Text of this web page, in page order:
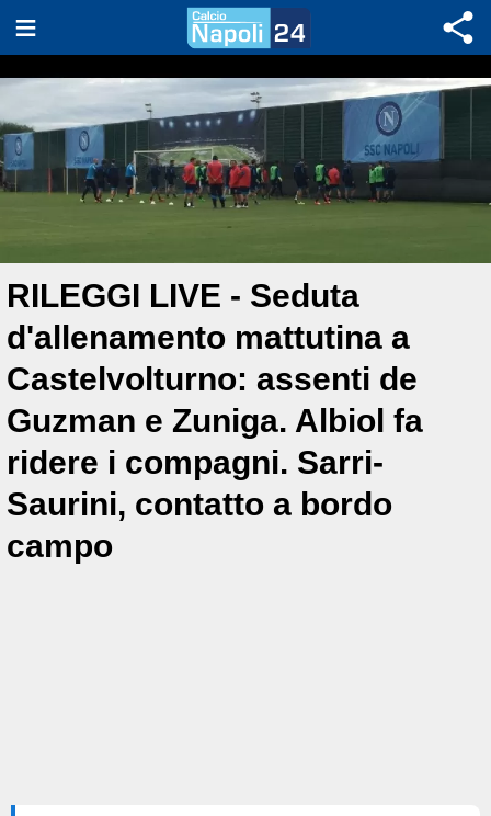
RILEGGI LIVE - Seduta
d'allenamento mattutina a
Castelvolturno: assenti de
Guzman e Zuniga. Albiol fa
ridere i compagni. Sarri-
Saurini, contatto a bordo
campo